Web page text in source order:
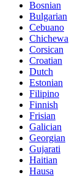
Bosnian
Bulgarian
Cebuano
Chichewa
Corsican
Croatian
Dutch
Estonian
Filipino
Finnish
Frisian
Galician
Georgian
Gujarati
Haitian
Hausa